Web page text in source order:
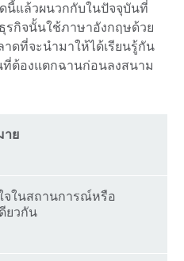
แล้วผนวกกับในปัจจุบันที่
รกิจนั้นใช้ภาษาอังกฤษด้วย
ดที่จะนำมาให้ได้เรียนรู้กัน
ที่ต้องแตกฉานก่อนลงสนาม
าย
จในสถานการณ์หรือ
ยวกัน